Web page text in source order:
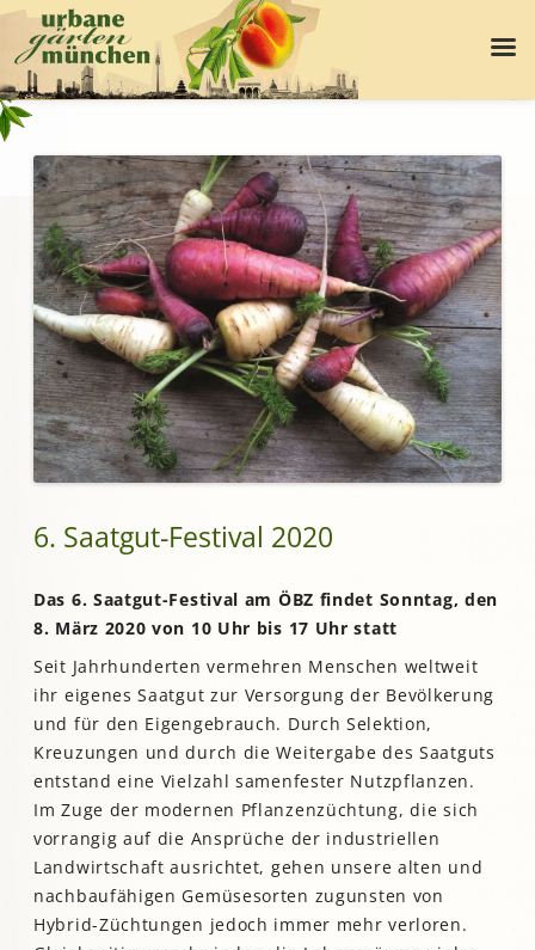
6. Saatgut-Festival 2020
Das 6. Saatgut-Festival am ÖBZ findet Sonntag, den
8. März 2020 von 10 Uhr bis 17 Uhr statt
Seit Jahrhunderten vermehren Menschen weltweit
ihr eigenes Saatgut zur Versorgung der Bevölkerung
und für den Eigengebrauch. Durch Selektion,
Kreuzungen und durch die Weitergabe des Saatguts
entstand eine Vielzahl samenfester Nutzpflanzen.
Im Zuge der modernen Pflanzenzüchtung, die sich
vorrangig auf die Ansprüche der industriellen
Landwirtschaft ausrichtet, gehen unsere alten und
nachbaufähigen Gemüsesorten zugunsten von
Hybrid-Züchtungen jedoch immer mehr verloren.